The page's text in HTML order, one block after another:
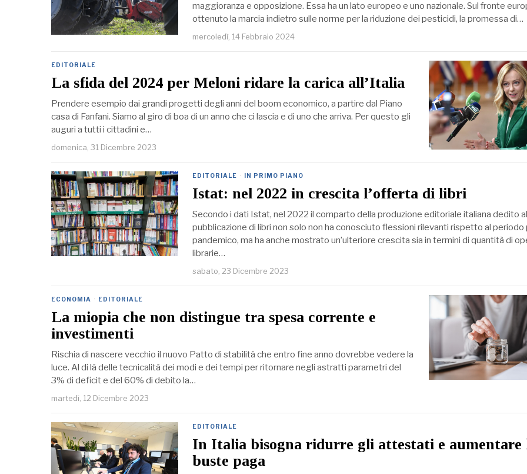
maggioranza e opposizione. Essa ha un lato europeo e uno nazionale. Sul fronte
ottenuto la marcia indietro sulle norme per la riduzione dei pesticidi, la promessa di…
mercoledì, 14 Febbraio 2024
EDITORIALE
La sfida del 2024 per Meloni ridare la carica all’Italia
Prendere esempio dai grandi progetti degli anni del boom economico, a partire dal Piano
casa di Fanfani. Siamo al giro di boa di un anno che ci lascia e di uno che arriva. Per questo gli
auguri a tutti i cittadini e…
domenica, 31 Dicembre 2023
EDITORIALE · IN PRIMO PIANO
Istat: nel 2022 in crescita l’offerta di libri
Secondo i dati Istat, nel 2022 il comparto della produzione editoriale italiana dedito
pubblicazione di libri non solo non ha conosciuto flessioni rilevanti rispetto al periodo
pandemico, ma ha anche mostrato un’ulteriore crescita sia in termini di quantità di
librarie…
sabato, 23 Dicembre 2023
ECONOMIA · EDITORIALE
La miopia che non distingue tra spesa corrente e
investimenti
Rischia di nascere vecchio il nuovo Patto di stabilità che entro fine anno dovrebbe vedere la
luce. Al di là delle tecnicalità dei modi e dei tempi per ritornare negli astratti parametri del
3% di deficit e del 60% di debito la…
martedì, 12 Dicembre 2023
EDITORIALE
In Italia bisogna ridurre gli attestati e aumentare
buste paga